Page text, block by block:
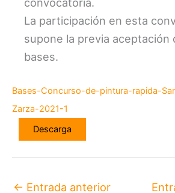
La participación en esta
supone la previa aceptación
bases.
Bases-Concurso-de-pintura-rapida-
Zarza-2021-1
Descarga
← Entrada anterior